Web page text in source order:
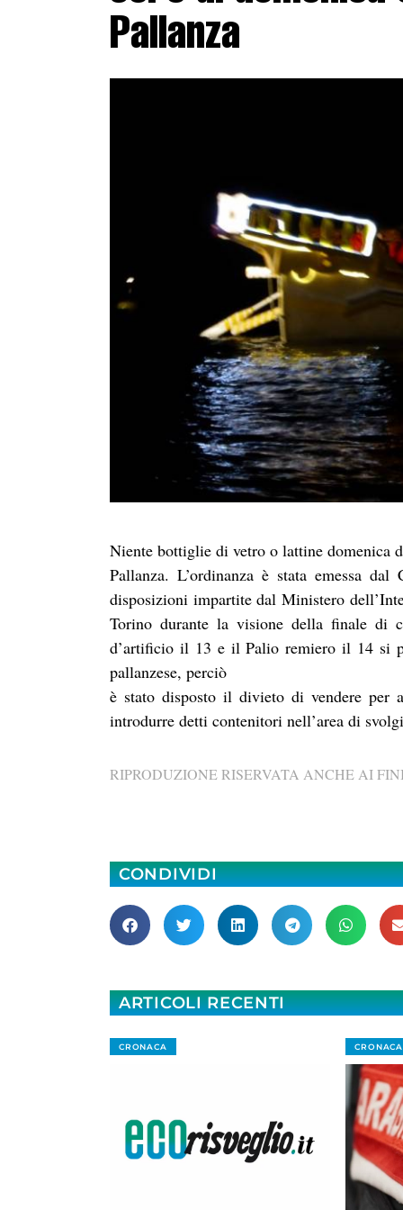
Pallanza
Niente bottiglie di vetro o lattine domenica
Pallanza. L’ordinanza è stata emessa
disposizioni impartite dal Ministero
Torino durante la visione della finale di
d’artificio il 13 e il Palio remiero il 14 si
pallanzese, perciò
è stato disposto il divieto di vendere per
introdurre detti contenitori nell’area di
RIPRODUZIONE RISERVATA ANCHE AI
CONDIVIDI
ARTICOLI RECENTI
CRONACA CRONACA